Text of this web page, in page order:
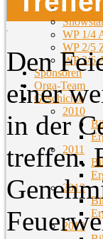
WP 1/4
WP 2/5
WP 3/6
Sponsoren
Orga-Team
Geschichte
2010
2011
2012
2013
Den
einer
in der
treffen.